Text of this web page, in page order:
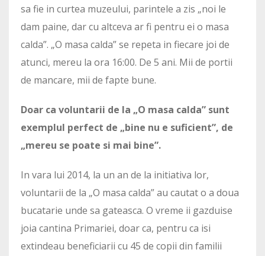
sa fie in curtea muzeului, parintele a zis „noi le
dam paine, dar cu altceva ar fi pentru ei o masa
calda”. „O masa calda” se repeta in fiecare joi de
atunci, mereu la ora 16:00. De 5 ani. Mii de portii
de mancare, mii de fapte bune.
Doar ca voluntarii de la „O masa calda” sunt
exemplul perfect de „bine nu e suficient”, de
„mereu se poate si mai bine”.
In vara lui 2014, la un an de la initiativa lor,
voluntarii de la „O masa calda” au cautat o a doua
bucatarie unde sa gateasca. O vreme ii gazduise
joia cantina Primariei, doar ca, pentru ca isi
extindeau beneficiarii cu 45 de copii din familii